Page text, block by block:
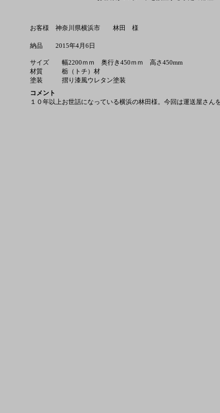
お客様 神奈川県横浜市 林田 様
納品 2015年4月6日
サイズ 幅2200ｍｍ 奥行き450ｍｍ 高さ450mm
材質 栃（トチ）材
塗装 摺り漆風ウレタン塗装
コメント
１０年以上お世話になっている横浜の林田様。今回は運送屋さ